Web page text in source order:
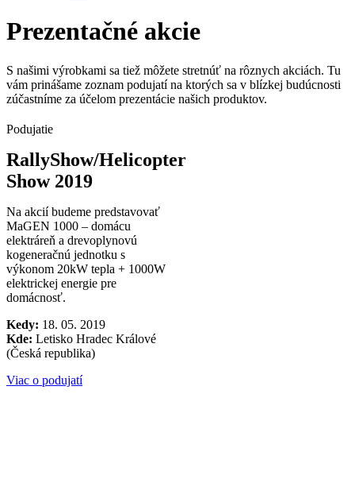
Prezentačné akcie
S našimi výrobkami sa tiež môžete stretnúť na rôznych akciách. Tu
vám prinášame zoznam podujatí na ktorých sa v blízkej budúcnosti
zúčastníme za účelom prezentácie našich produktov.
Podujatie
RallyShow/Helicopter
Show 2019
Na akcií budeme predstavovať
MaGEN 1000 – domácu
elektráreň a drevoplynovú
kogeneračnú jednotku s
výkonom 20kW tepla + 1000W
elektrickej energie pre
domácnosť.
Kedy: 18. 05. 2019
Kde: Letisko Hradec Králové
(Česká republika)
Viac o podujatí